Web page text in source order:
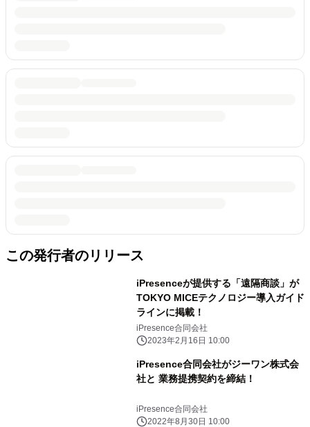
この発行者のリリース
iPresenceが提供する「遠隔商談」が
TOKYO MICEテクノロジー導入ガイド
ラインに掲載！
iPresence合同会社
2023年2月16日 10:00
iPresence合同会社がジーワン株式会
社と 業務提携契約を締結！
iPresence合同会社
2022年8月30日 10:00